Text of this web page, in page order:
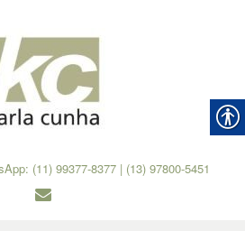
(11) 99377-8377 | (13) 97800-5451